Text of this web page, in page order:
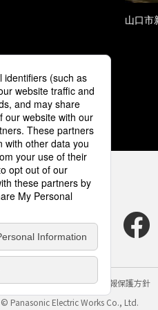
山口市
クッキーポリシー
個人情報保護方針
© Panasonic Electric Works Co., Ltd.